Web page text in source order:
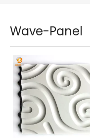
Wave-Panel